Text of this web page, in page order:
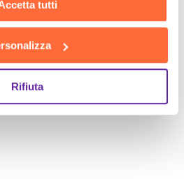
tutti
Rifiuta